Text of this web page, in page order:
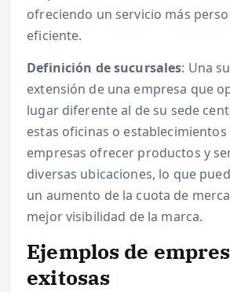
ofreciendo un servicio más
eficiente.
Definición de sucursales: Una
extensión de una empresa que
lugar diferente al de su sede
estas oficinas o
empresas ofrecer productos y
diversas ubicaciones, lo que
un aumento de la cuota de
mejor visibilidad de la marca.
Ejemplos de
exitosas